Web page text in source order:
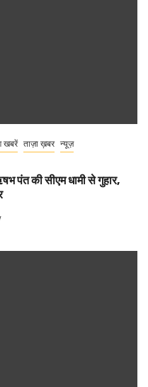
खबरें ताज़ा ख़बर न्यूज़
पंत की सीएम धामी से गुहार,